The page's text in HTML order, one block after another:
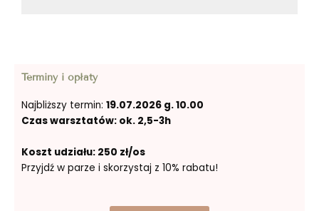
Terminy i opłaty
Najbliższy termin: 19.07.2026 g. 10.00
Czas warsztatów: ok. 2,5-3h
Koszt udziału: 250 zł/os
Przyjdź w parze i skorzystaj z 10% rabatu!